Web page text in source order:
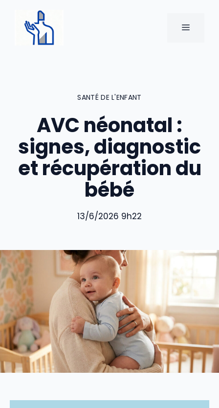
contenu
MENU
SANTÉ DE L'ENFANT
AVC néonatal :
signes, diagnostic
et récupération du
bébé
13/6/2026 9h22